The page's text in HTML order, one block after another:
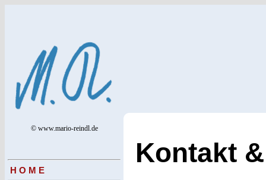
© www.mario-reindl.de
H O M E
Kontakt